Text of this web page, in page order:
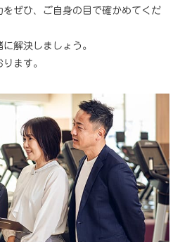
ぜひ、ご自身の目で確かめてくだ
解決しましょう。
ます。